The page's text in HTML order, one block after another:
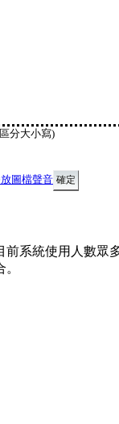
分大小寫)
圖檔聲音
前系統使用人數眾